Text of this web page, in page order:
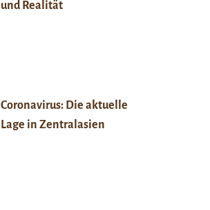
und Realität
Coronavirus: Die aktuelle
Lage in Zentralasien